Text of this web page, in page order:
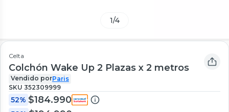
1/4
Celta
Colchón Wake Up 2 Plazas x 2 metros
Vendido porParis
SKU 352309999
52% $184.990